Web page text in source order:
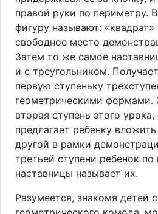
правой руки по периметру.
фигуру называют:
свободное место
Затем то же самое
и с треугольником.
первую ступеньку
геометрическими формами.
вторая ступень этого
предлагает ребенку
другой в рамки
третьей ступени ребенок по
наставницы называет их.
Разумеется, знакомя детей